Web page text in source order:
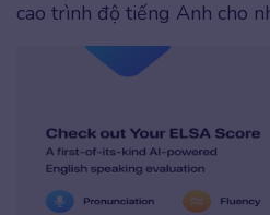
cao trình độ tiếng Anh cho